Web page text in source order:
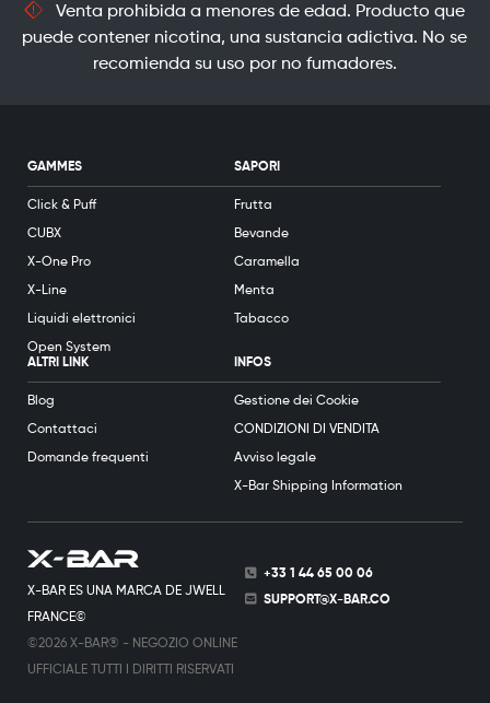
Venta prohibida a menores de edad. Producto que
puede contener nicotina, una sustancia adictiva. No se
recomienda su uso por no fumadores.
X-BAR ES UNA MARCA DE JWELL
FRANCE©
©2026 X-BAR® - NEGOZIO ONLINE
UFFICIALE TUTTI I DIRITTI RISERVATI
+33 1 44 65 00 06
SUPPORT@X-BAR.CO
GAMMES
Click & Puff
CUBX
X-One Pro
X-Line
Liquidi elettronici
Open System
SAPORI
Frutta
Bevande
Caramella
Menta
Tabacco
ALTRI LINK
Blog
Contattaci
Domande frequenti
INFOS
Gestione dei Cookie
CONDIZIONI DI VENDITA
Avviso legale
X-Bar Shipping Information